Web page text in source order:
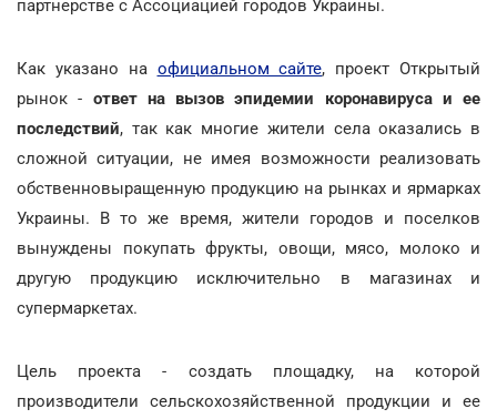
партнерстве с Ассоциацией городов Украины.
Как указано на официальном сайте, проект Открытый
рынок - ответ на вызов эпидемии коронавируса и ее
последствий, так как многие жители села оказались в
сложной ситуации, не имея возможности реализовать
обственновыращенную продукцию на рынках и ярмарках
Украины. В то же время, жители городов и поселков
вынуждены покупать фрукты, овощи, мясо, молоко и
другую продукцию исключительно в магазинах и
супермаркетах.
Цель проекта - создать площадку, на которой
производители сельскохозяйственной продукции и ее